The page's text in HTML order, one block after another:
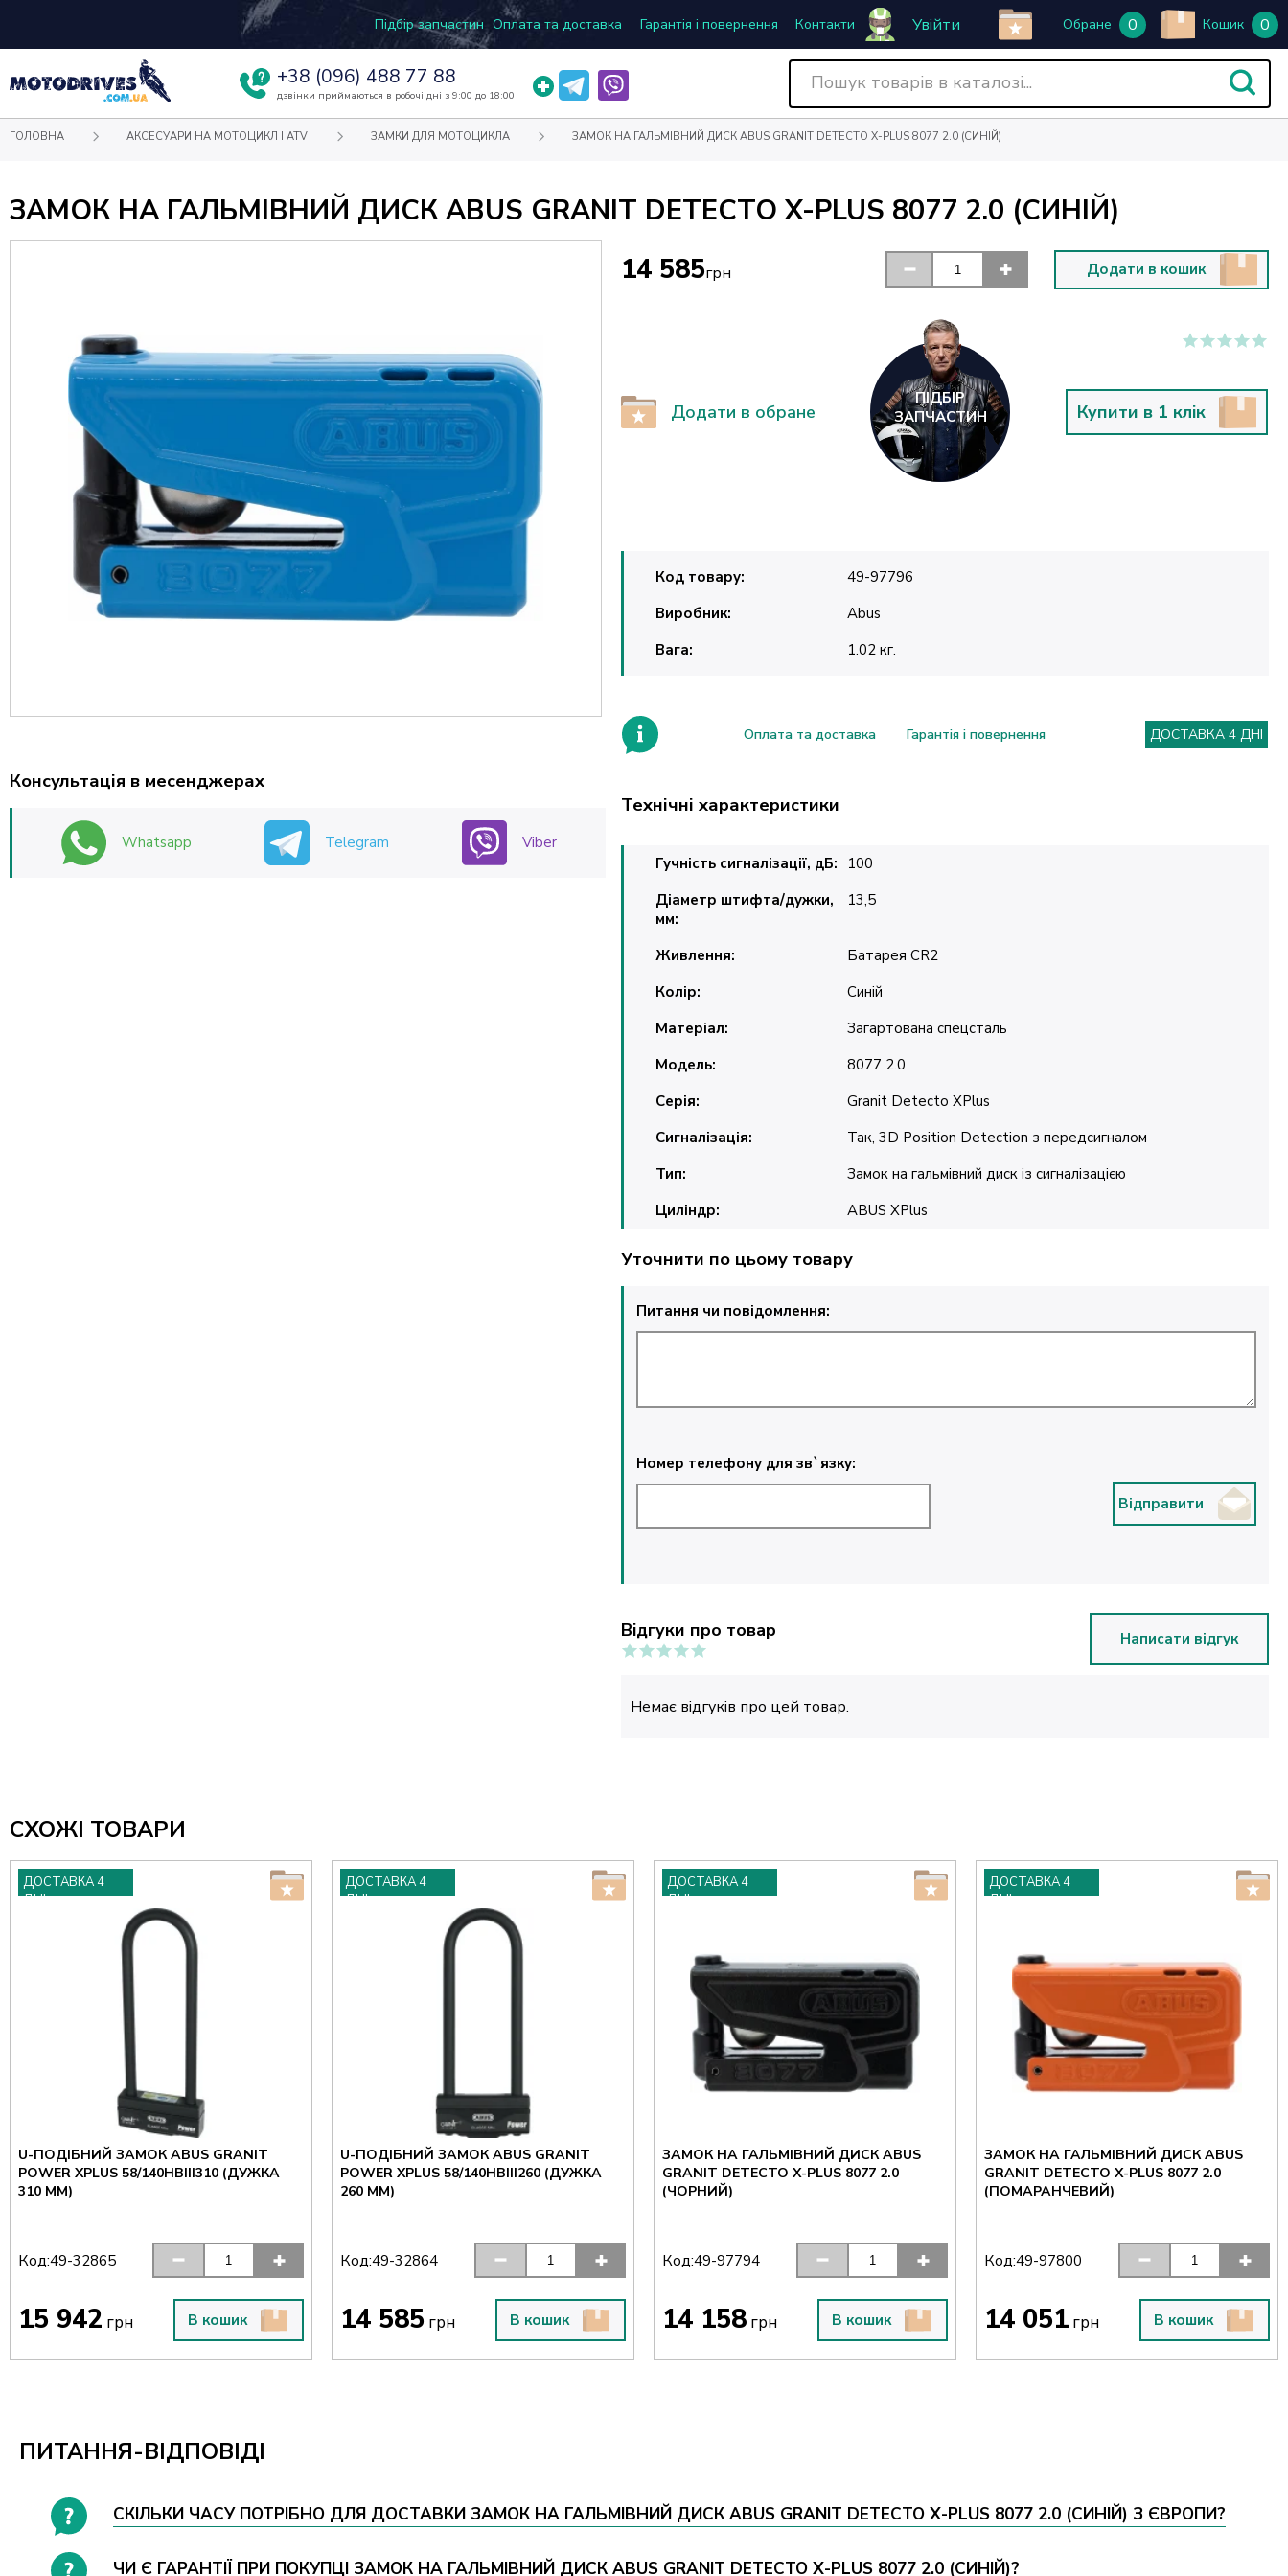
Підбір запчастин Оплата та доставка Гарантія і повернення Контакти Увійти Обране 0 Кошик 0
+38 (096) 488 77 88
дзвінки приймаються в робочі дні з 9:00 до 18:00
ГОЛОВНА АКСЕСУАРИ НА МОТОЦИКЛ І ATV ЗАМКИ ДЛЯ МОТОЦИКЛА ЗАМОК НА ГАЛЬМІВНИЙ ДИСК ABUS GRANIT DETECTO X-PLUS 8077 2.0 (СИНІЙ)
ЗАМОК НА ГАЛЬМІВНИЙ ДИСК ABUS GRANIT DETECTO X-PLUS 8077 2.0 (СИНІЙ)
Консультація в месенджерах
Whatsapp Telegram Viber
14 585грн Додати в кошик
Додати в обране
ПІДБІР
ЗАПЧАСТИН
Купити в 1 клік
Код товару:
49-97796
Виробник:
Abus
Вага:
1.02 кг.
Оплата та доставка Гарантія і повернення ДОСТАВКА 4 ДНІ
Технічні характеристики
Гучність сигналізації, дБ:
100
Діаметр штифта/дужки,
мм:
13,5
Живлення:
Батарея CR2
Колір:
Синій
Матеріал:
Загартована спецсталь
Модель:
8077 2.0
Серія:
Granit Detecto XPlus
Сигналізація:
Так, 3D Position Detection з передсигналом
Тип:
Замок на гальмівний диск із сигналізацією
Циліндр:
ABUS XPlus
Уточнити по цьому товару
Питання чи повідомлення:
Номер телефону для зв`язку:
Відправити
Відгуки про товар Написати відгук
Немає відгуків про цей товар.
СХОЖІ ТОВАРИ
ДОСТАВКА 4
ДНІ
U-ПОДІБНИЙ ЗАМОК ABUS GRANIT
POWER XPLUS 58/140HBIII310 (ДУЖКА
310 ММ)
Код:49-32865
15 942 грн В кошик
ДОСТАВКА 4
ДНІ
U-ПОДІБНИЙ ЗАМОК ABUS GRANIT
POWER XPLUS 58/140HBIII260 (ДУЖКА
260 ММ)
Код:49-32864
14 585 грн В кошик
ДОСТАВКА 4
ДНІ
ЗАМОК НА ГАЛЬМІВНИЙ ДИСК ABUS
GRANIT DETECTO X-PLUS 8077 2.0
(ЧОРНИЙ)
Код:49-97794
14 158 грн В кошик
ДОСТАВКА 4
ДНІ
ЗАМОК НА ГАЛЬМІВНИЙ ДИСК ABUS
GRANIT DETECTO X-PLUS 8077 2.0
(ПОМАРАНЧЕВИЙ)
Код:49-97800
14 051 грн В кошик
ПИТАННЯ-ВІДПОВІДІ
СКІЛЬКИ ЧАСУ ПОТРІБНО ДЛЯ ДОСТАВКИ ЗАМОК НА ГАЛЬМІВНИЙ ДИСК ABUS GRANIT DETECTO X-PLUS 8077 2.0 (СИНІЙ) З ЄВРОПИ?
ЧИ Є ГАРАНТІЇ ПРИ ПОКУПЦІ ЗАМОК НА ГАЛЬМІВНИЙ ДИСК ABUS GRANIT DETECTO X-PLUS 8077 2.0 (СИНІЙ)?